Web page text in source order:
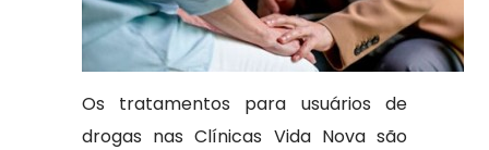
Os tratamentos para usuários de
drogas nas Clínicas Vida Nova são